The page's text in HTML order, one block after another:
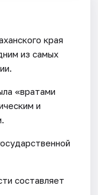
края
из самых
«вратами
и
составляет